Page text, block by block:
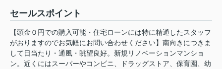
セールスポイント
【頭金０円での購入可能・住宅ローンには特に精通したスタッフ
がおりますのでお気軽にお問い合わせください】南向きにつきま
して日当たり・通風・眺望良好。新規リノベーションマンショ
ン。近くにはスーパーやコンビニ、ドラッグストア、保育園、幼